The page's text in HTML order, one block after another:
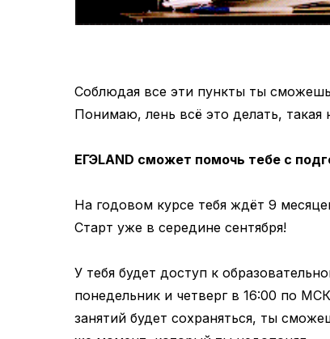
Соблюдая все эти пункты ты
Понимаю, лень всё это делать, такая
ЕГЭLAND сможет помочь тебе с
На годовом курсе тебя ждёт 9
Старт уже в середине сентября!
У тебя будет доступ к
понедельник и четверг в 16:00 по
занятий будет сохраняться, ты